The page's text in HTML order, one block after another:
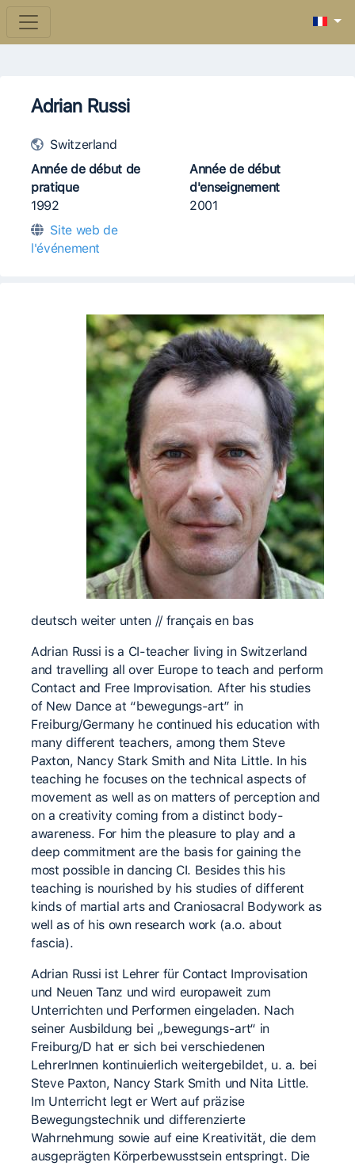
Adrian Russi
Switzerland
Année de début de
pratique
1992
Année de début
d'enseignement
2001
Site web de
l'événement
deutsch weiter unten // français en bas
Adrian Russi is a CI-teacher living in Switzerland
and travelling all over Europe to teach and perform
Contact and Free Improvisation. After his studies
of New Dance at “bewegungs-art” in
Freiburg/Germany he continued his education with
many different teachers, among them Steve
Paxton, Nancy Stark Smith and Nita Little. In his
teaching he focuses on the technical aspects of
movement as well as on matters of perception and
on a creativity coming from a distinct body-
awareness. For him the pleasure to play and a
deep commitment are the basis for gaining the
most possible in dancing CI. Besides this his
teaching is nourished by his studies of different
kinds of martial arts and Craniosacral Bodywork as
well as of his own research work (a.o. about
fascia).
Adrian Russi ist Lehrer für Contact Improvisation
und Neuen Tanz und wird europaweit zum
Unterrichten und Performen eingeladen. Nach
seiner Ausbildung bei „bewegungs-art“ in
Freiburg/D hat er sich bei verschiedenen
LehrerInnen kontinuierlich weitergebildet, u. a. bei
Steve Paxton, Nancy Stark Smith und Nita Little.
Im Unterricht legt er Wert auf präzise
Bewegungstechnik und differenzierte
Wahrnehmung sowie auf eine Kreativität, die dem
ausgeprägten Körperbewusstsein entspringt. Die